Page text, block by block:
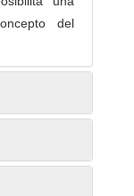
del